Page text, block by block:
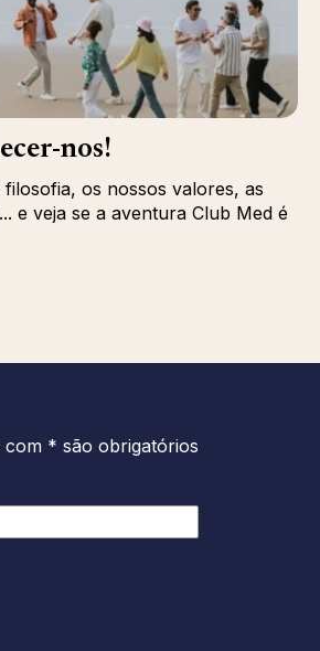
nos!
os nossos valores, as
e veja se a aventura Club Med é
com * são obrigatórios